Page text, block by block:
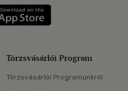
Szerezd meg: Google
Törzsvásárlói Program
Törzsvásárlói Programunkról